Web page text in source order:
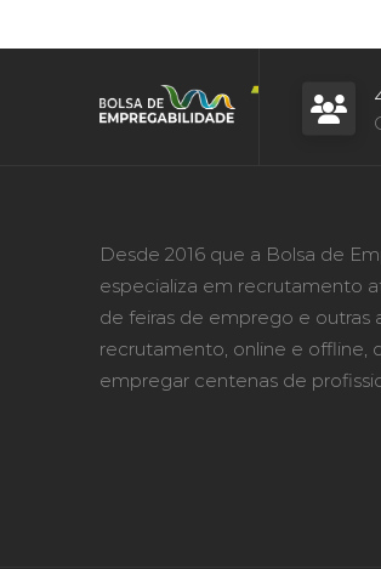
Desde 2016 que a Bolsa de
especializa em recrutamento
de feiras de emprego e outras
recrutamento, online e offline,
empregar centenas de